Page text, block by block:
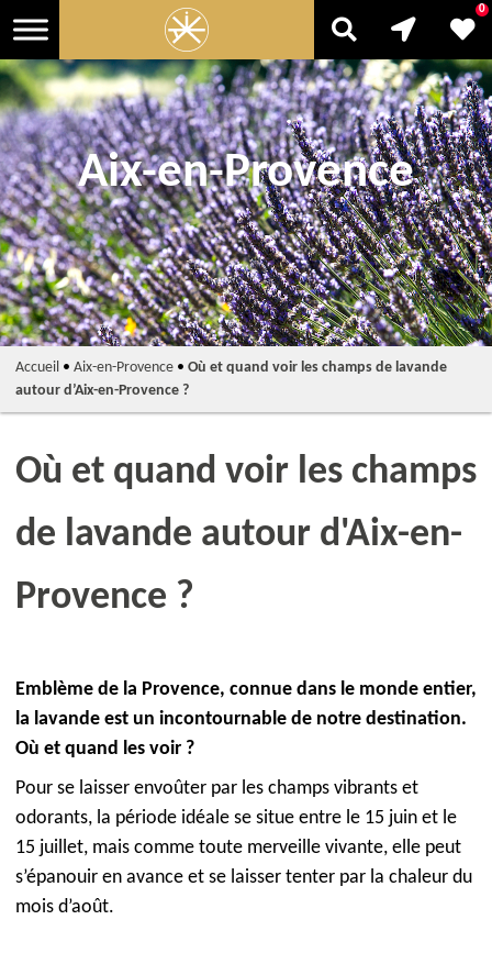
Aix-en-Provence
0
Accueil• Aix-en-Provence• Où et quand voir les champs de lavande
autour d’Aix-en-Provence ?
Où et quand voir les champs
de lavande autour d'Aix-en-
Provence ?
Emblème de la Provence, connue dans le monde entier,
la lavande est un incontournable de notre destination.
Où et quand les voir ?
Pour se laisser envoûter par les champs vibrants et
odorants, la période idéale se situe entre le 15 juin et le
15 juillet, mais comme toute merveille vivante, elle peut
s’épanouir en avance et se laisser tenter par la chaleur du
mois d’août.